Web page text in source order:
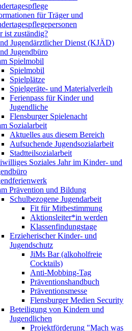
für Träger und
ist zuständig?
Jugendärztlicher Dienst (KJÄD)
Jugendbüro
Spielmobil
Spielmobil
Spielplätze
Spielgeräte- und Materialverleih
Ferienpass für Kinder und
Jugendliche
Flensburger Spielenacht
Sozialarbeit
Aktuelles aus diesem Bereich
Aufsuchende Jugendsozialarbeit
Stadtteilsozialarbeit
Soziales Jahr im Kinder- und
Prävention und Bildung
Schulbezogene Jugendarbeit
Fit für Mitbestimmung
Aktionsleiter*in werden
Klassenfindungstage
Erzieherischer Kinder- und
Jugendschutz
JiMs Bar (alkoholfreie
Cocktails)
Anti-Mobbing-Tag
Präventionshandbuch
Präventionsmesse
Flensburger Medien Security
Beteiligung von Kindern und
Jugendlichen
Projektförderung "Mach was